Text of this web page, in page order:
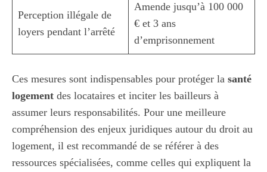
Perception illégale de
loyers pendant l’arrêté
Amende jusqu’à 100 000
€ et 3 ans
d’emprisonnement
Ces mesures sont indispensables pour protéger la santé
logement des locataires et inciter les bailleurs à
assumer leurs responsabilités. Pour une meilleure
compréhension des enjeux juridiques autour du droit au
logement, il est recommandé de se référer à des
ressources spécialisées, comme celles qui expliquent la